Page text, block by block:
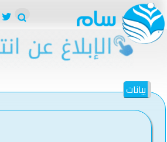
بيانات